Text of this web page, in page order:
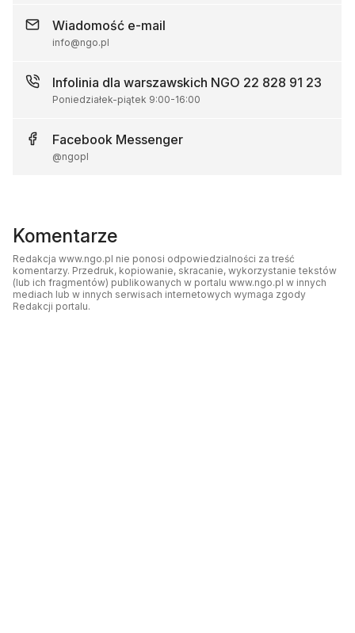
Wiadomość e-mail
info@ngo.pl
Infolinia dla warszawskich NGO 22 828 91 23
Poniedziałek-piątek 9:00-16:00
Facebook Messenger
@ngopl
Komentarze
Redakcja www.ngo.pl nie ponosi odpowiedzialności za treść
komentarzy. Przedruk, kopiowanie, skracanie, wykorzystanie tekstów
(lub ich fragmentów) publikowanych w portalu www.ngo.pl w innych
mediach lub w innych serwisach internetowych wymaga zgody
Redakcji portalu.